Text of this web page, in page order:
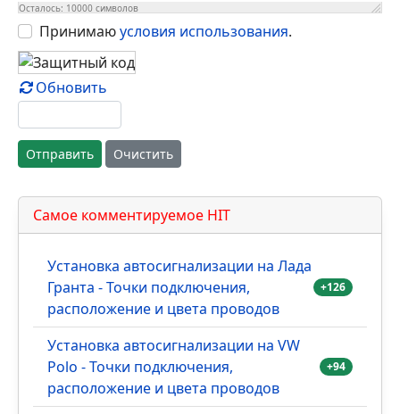
Осталось: 10000 символов
Принимаюусловия использования.
Обновить
Отправить Очистить
Самое комментируемое HIT
Установка автосигнализации на Лада
Гранта - Точки подключения,
расположение и цвета проводов
+126
Установка автосигнализации на VW
Polo - Точки подключения,
расположение и цвета проводов
+94